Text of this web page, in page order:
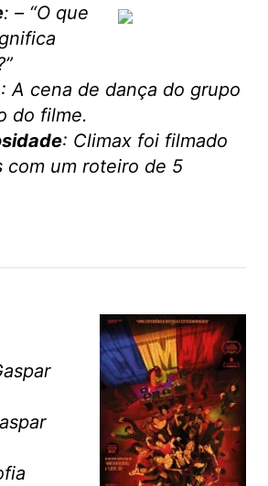
: – “O que
: A cena de dança do grupo
do filme.
: Climax foi filmado
com um roteiro de 5